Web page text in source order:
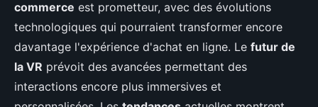
commerce est prometteur, avec des évolutions
technologiques qui pourraient transformer encore
davantage l'expérience d'achat en ligne. Le futur de
la VR prévoit des avancées permettant des
interactions encore plus immersives et